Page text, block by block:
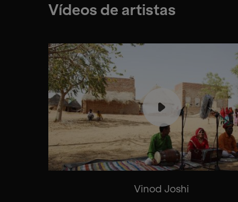
Vídeos de artistas
Vinod Joshi